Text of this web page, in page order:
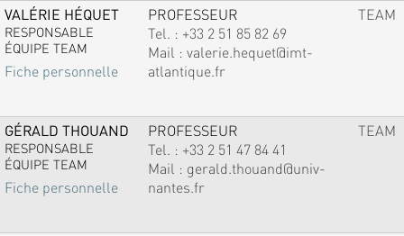
VALÉRIE HÉQUET
RESPONSABLE
ÉQUIPE TEAM
Fiche personnelle
PROFESSEUR
Tel. : +33 2 51 85 82 69
Mail : valerie.hequet@imt-
atlantique.fr
TEAM
GÉRALD THOUAND
RESPONSABLE
ÉQUIPE TEAM
Fiche personnelle
PROFESSEUR
Tel. : +33 2 51 47 84 41
Mail : gerald.thouand@univ-
nantes.fr
TEAM